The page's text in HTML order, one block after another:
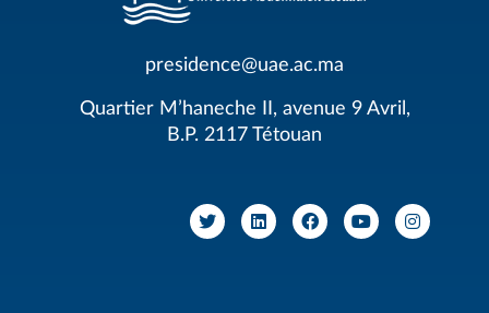
presidence@uae.ac.ma
Quartier M’haneche II, avenue 9 Avril,
B.P. 2117 Tétouan